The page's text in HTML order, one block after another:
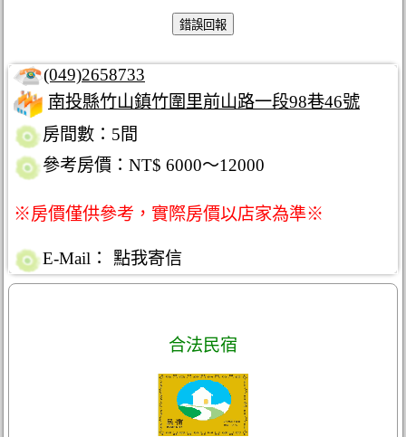
(049)2658733
南投縣竹山鎮竹圍里前山路一段98巷46號
房間數：5間
參考房價：NT$ 6000～12000
※房價僅供參考，實際房價以店家為準※
E-Mail： 點我寄信
合法民宿